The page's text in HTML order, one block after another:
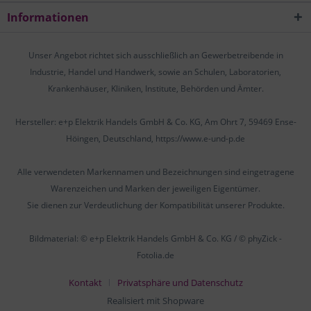
Informationen
Unser Angebot richtet sich ausschließlich an Gewerbetreibende in
Industrie, Handel und Handwerk, sowie an Schulen, Laboratorien,
Krankenhäuser, Kliniken, Institute, Behörden und Ämter.
Hersteller: e+p Elektrik Handels GmbH & Co. KG, Am Ohrt 7, 59469 Ense-
Höingen, Deutschland, https://www.e-und-p.de
Alle verwendeten Markennamen und Bezeichnungen sind eingetragene
Warenzeichen und Marken der jeweiligen Eigentümer.
Sie dienen zur Verdeutlichung der Kompatibilität unserer Produkte.
Bildmaterial: © e+p Elektrik Handels GmbH & Co. KG / © phyZick -
Fotolia.de
Kontakt
Privatsphäre und Datenschutz
Realisiert mit Shopware